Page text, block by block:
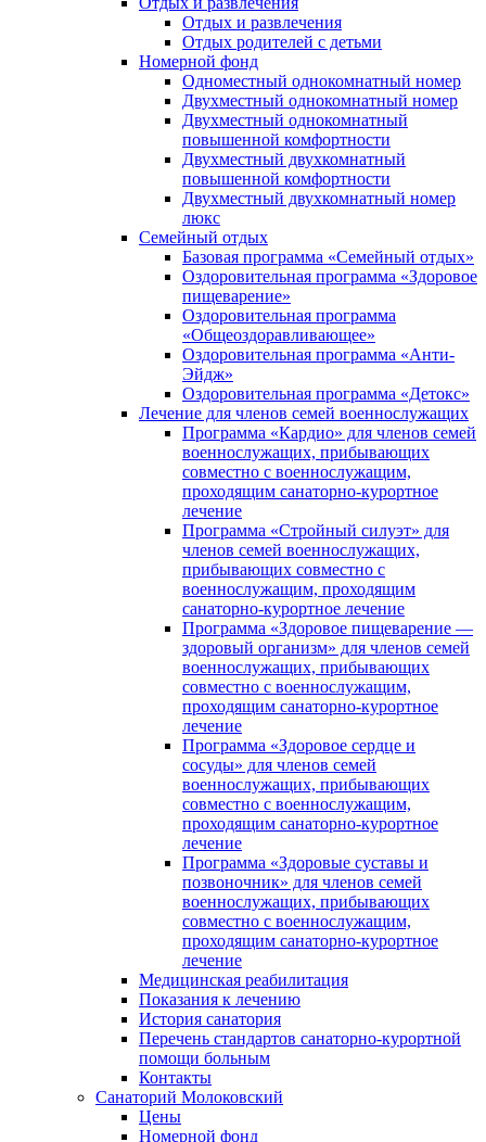
Отдых и развлечения
Отдых родителей с детьми
Номерной фонд
Одноместный однокомнатный номер
Двухместный однокомнатный номер
Двухместный однокомнатный
повышенной комфортности
Двухместный двухкомнатный
повышенной комфортности
Двухместный двухкомнатный номер
люкс
Семейный отдых
Базовая программа «Семейный отдых»
Оздоровительная программа «Здоровое
пищеварение»
Оздоровительная программа
«Общеоздоравливающее»
Оздоровительная программа «Анти-
Эйдж»
Оздоровительная программа «Детокс»
Лечение для членов семей военнослужащих
Программа «Кардио» для членов семей
военнослужащих, прибывающих
совместно с военнослужащим,
проходящим санаторно-курортное
лечение
Программа «Стройный силуэт» для
членов семей военнослужащих,
прибывающих совместно с
военнослужащим, проходящим
санаторно-курортное лечение
Программа «Здоровое пищеварение —
здоровый организм» для членов семей
военнослужащих, прибывающих
совместно с военнослужащим,
проходящим санаторно-курортное
лечение
Программа «Здоровое сердце и
сосуды» для членов семей
военнослужащих, прибывающих
совместно с военнослужащим,
проходящим санаторно-курортное
лечение
Программа «Здоровые суставы и
позвоночник» для членов семей
военнослужащих, прибывающих
совместно с военнослужащим,
проходящим санаторно-курортное
лечение
Медицинская реабилитация
Показания к лечению
История санатория
Перечень стандартов санаторно-курортной
помощи больным
Контакты
Санаторий Молоковский
Цены
Номерной фонд